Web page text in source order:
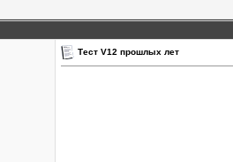
Тест V12 прошлых лет